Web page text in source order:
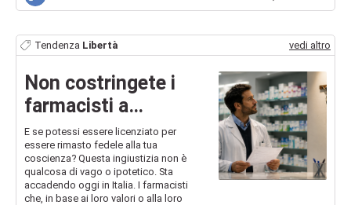
Tendenza Libertà vedi altro
Non costringete i
farmacisti a
scegliere tra
coscienza e
carriera
E se potessi essere licenziato per
essere rimasto fedele alla tua
coscienza? Questa ingiustizia non è
qualcosa di vago o ipotetico. Sta
accadendo oggi in Italia. I farmacisti
che, in base ai loro valori o alla loro